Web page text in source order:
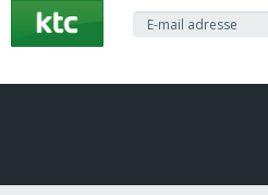
hovedindhold